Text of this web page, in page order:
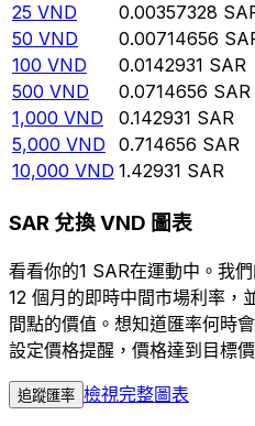
25 VND 0.00357328
50 VND 0.00714656
100 VND 0.0142931 SAR
500 VND 0.0714656 SAR
1,000 VND 0.142931 SAR
5,000 VND 0.714656 SAR
10,000 VND 1.42931 SAR
SAR 兌換 VND 圖表
看看你的1 SAR在運動中。我
12 個月的即時中間市場利率，
間點的價值。想知道匯率何時
設定價格提醒，價格達到目標
追蹤匯率 檢視完整圖表